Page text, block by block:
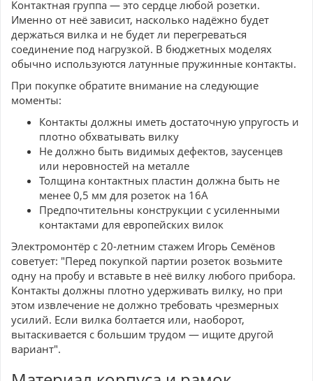
Контактная группа — это сердце любой розетки.
Именно от неё зависит, насколько надёжно будет
держаться вилка и не будет ли перегреваться
соединение под нагрузкой. В бюджетных моделях
обычно используются латунные пружинные контакты.
При покупке обратите внимание на следующие
моменты:
Контакты должны иметь достаточную упругость и
плотно обхватывать вилку
Не должно быть видимых дефектов, заусенцев
или неровностей на металле
Толщина контактных пластин должна быть не
менее 0,5 мм для розеток на 16А
Предпочтительны конструкции с усиленными
контактами для европейских вилок
Электромонтёр с 20-летним стажем Игорь Семёнов
советует: "Перед покупкой партии розеток возьмите
одну на пробу и вставьте в неё вилку любого прибора.
Контакты должны плотно удерживать вилку, но при
этом извлечение не должно требовать чрезмерных
усилий. Если вилка болтается или, наоборот,
вытаскивается с большим трудом — ищите другой
вариант".